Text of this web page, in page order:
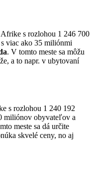
s rozlohou 1 246 700
viac ako 35 miliónmi
. V tomto meste sa môžu
a to napr. v ubytovaní
s rozlohou 1 240 192
miliónov obyvateľov a
meste sa dá určite
skvelé ceny, no aj